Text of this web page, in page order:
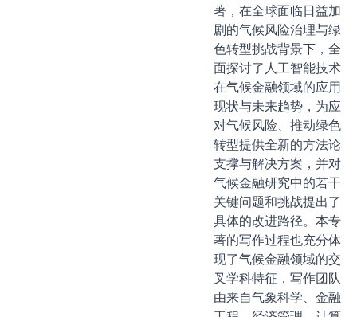
著，在全球面临日益加
剧的气候风险治理与绿
色转型挑战背景下，全
面探讨了人工智能技术
在气候金融领域的应用
现状与未来趋势，为应
对气候风险、推动绿色
转型提供全新的方法论
支撑与解决方案，并对
气候金融研究中的若干
关键问题和挑战提出了
具体的改进路径。本专
著的写作过程也充分体
现了气候金融领域的交
叉学科特征，写作团队
由来自气象科学、金融